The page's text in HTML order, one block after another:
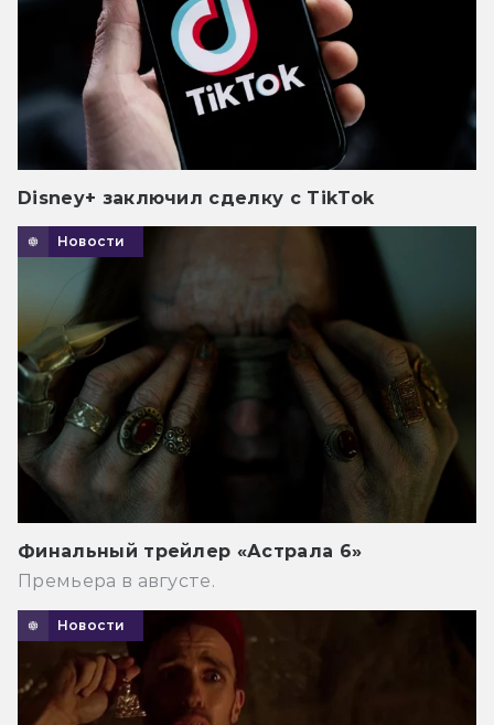
Disney+ заключил сделку с TikTok
Новости
Финальный трейлер «Астрала 6»
Премьера в августе.
Новости